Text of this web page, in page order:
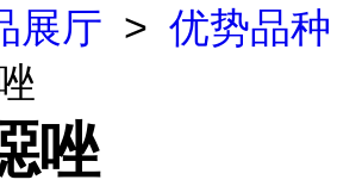
展厅 > 优势品种
唑